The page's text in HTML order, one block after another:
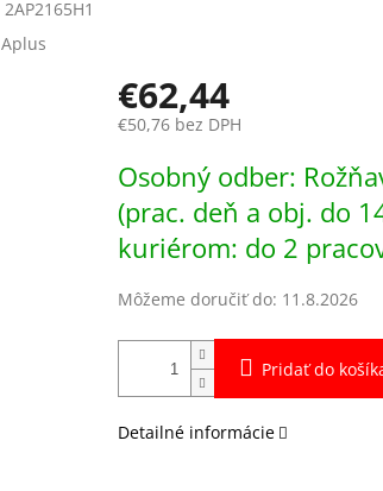
2AP2165H1
Aplus
€62,44
€50,76 bez DPH
cena:
Osobný odber:
(prac. deň a obj. do
kuriérom: do 2
Môžeme doručiť do: 11.8.2026
Pridať do
Detailné informácie